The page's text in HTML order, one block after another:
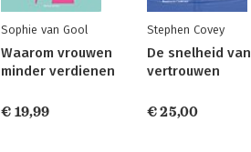
Sophie van Gool
Waarom vrouwen
minder verdienen
€ 19,99
Stephen Covey
De snelheid van
vertrouwen
€ 25,00